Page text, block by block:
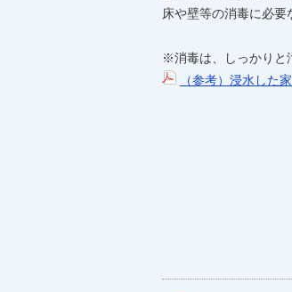
床や壁等の消毒に必要
※消毒は、しっかりと
（参考）浸水した